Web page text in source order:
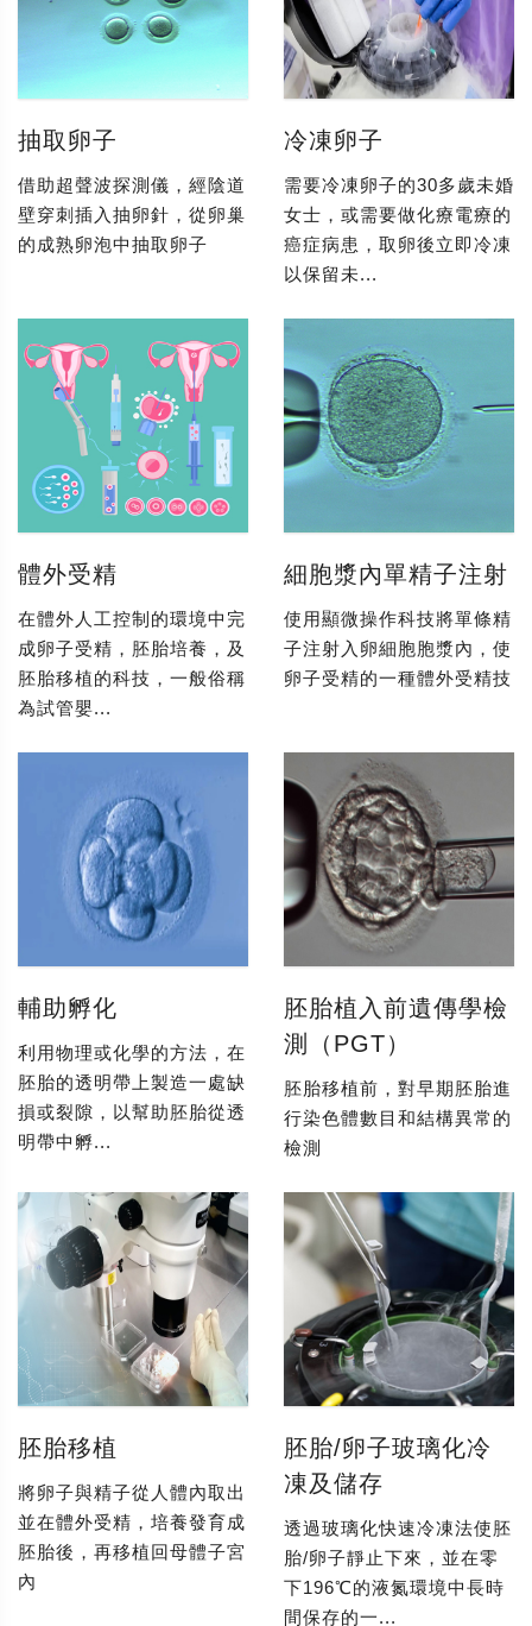
抽取卵子
借助超聲波探測儀，經陰道
壁穿刺插入抽卵針，從卵巢
的成熟卵泡中抽取卵子
冷凍卵子
需要冷凍卵子的30多歲未婚
女士，或需要做化療電療的
癌症病患，取卵後立即冷凍
以保留未...
體外受精
在體外人工控制的環境中完
成卵子受精，胚胎培養，及
胚胎移植的科技，一般俗稱
為試管嬰...
細胞漿內單精子注射
使用顯微操作科技將單條精
子注射入卵細胞胞漿內，使
卵子受精的一種體外受精技
輔助孵化
利用物理或化學的方法，在
胚胎的透明帶上製造一處缺
損或裂隙，以幫助胚胎從透
明帶中孵...
胚胎植入前遺傳學檢
測（PGT）
胚胎移植前，對早期胚胎進
行染色體數目和結構異常的
檢測
胚胎移植
將卵子與精子從人體內取出
並在體外受精，培養發育成
胚胎後，再移植回母體子宮
內
胚胎/卵子玻璃化冷
凍及儲存
透過玻璃化快速冷凍法使胚
胎/卵子靜止下來，並在零
下196℃的液氮環境中長時
間保存的一...